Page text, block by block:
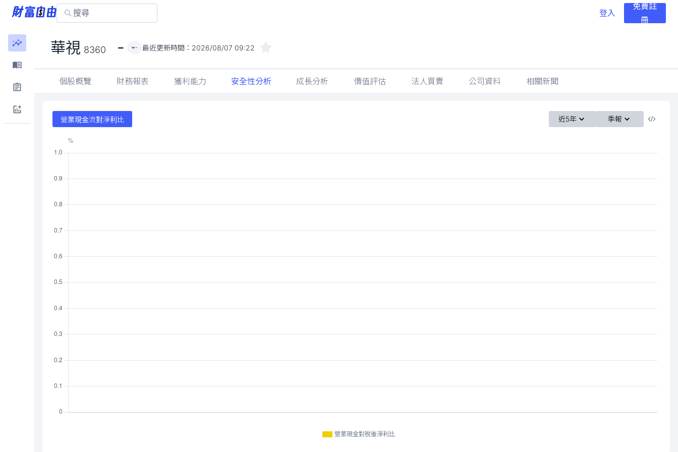
登入
免費註
冊
華視 8360 - - 最近更新時間： 2026/08/07 09:22
個股概覽 財務報表 獲利能力 安全性分析 成長分析 價值評估 法人買賣 公司資料 相關新聞
營業現金流對淨利比 近5年 季報
營業現金對稅後淨利比